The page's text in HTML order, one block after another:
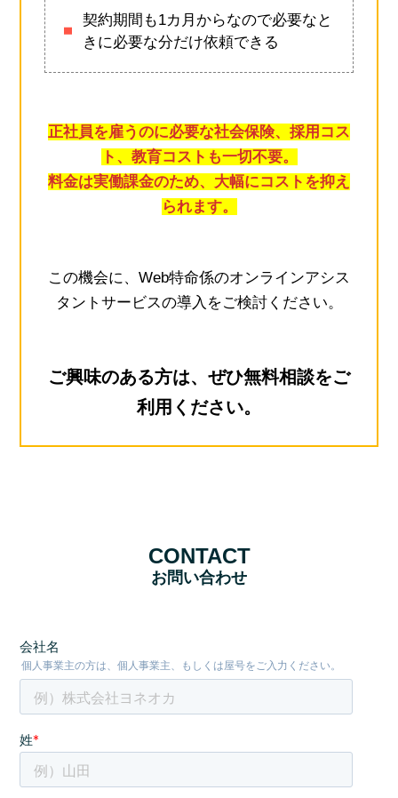
契約期間も1カ月からなので必要なと
きに必要な分だけ依頼できる
正社員を雇うのに必要な社会保険、採用コス
ト、教育コストも一切不要。
料金は実働課金のため、大幅にコストを抑え
られます。
この機会に、Web特命係のオンラインアシス
タントサービスの導入をご検討ください。
ご興味のある方は、ぜひ無料相談をご
利用ください。
CONTACT
お問い合わせ